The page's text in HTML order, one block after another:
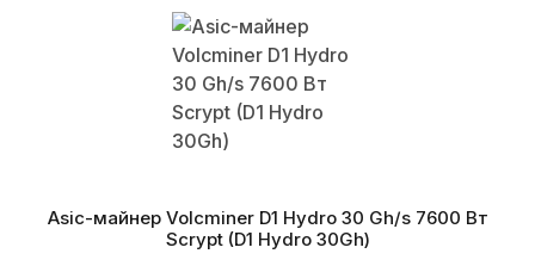
Asic-майнер Volcminer D1 Hydro 30 Gh/s 7600 Вт
Scrypt (D1 Hydro 30Gh)